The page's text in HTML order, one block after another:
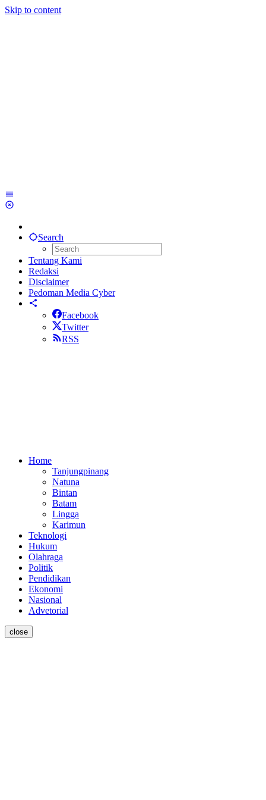
Skip to content
Search
Tentang Kami
Redaksi
Disclaimer
Pedoman Media Cyber
Facebook
Twitter
RSS
Home
Tanjungpinang
Natuna
Bintan
Batam
Lingga
Karimun
Teknologi
Hukum
Olahraga
Politik
Pendidikan
Ekonomi
Nasional
Advetorial
close